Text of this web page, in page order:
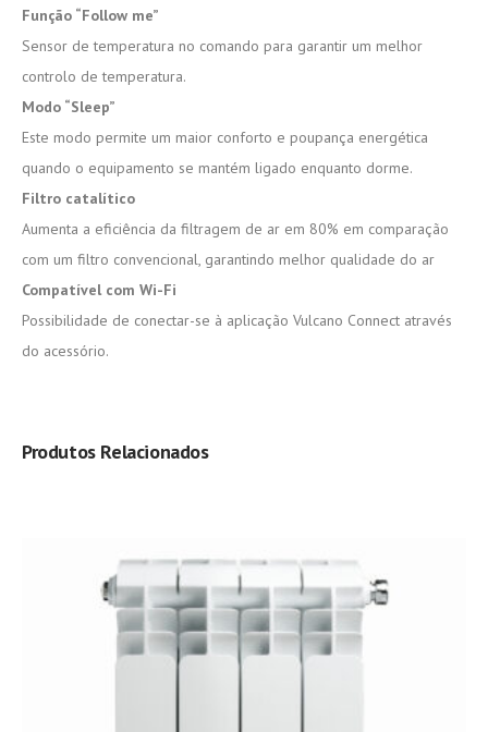
Função “Follow me”
Sensor de temperatura no comando para garantir um melhor
controlo de temperatura.
Modo “Sleep”
Este modo permite um maior conforto e poupança energética
quando o equipamento se mantém ligado enquanto dorme.
Filtro catalítico
Aumenta a eficiência da filtragem de ar em 80% em comparação
com um filtro convencional, garantindo melhor qualidade do ar
Compatível com Wi-Fi
Possibilidade de conectar-se à aplicação Vulcano Connect através
do acessório.
Produtos Relacionados